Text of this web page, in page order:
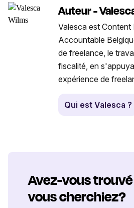
Auteur -
Valesca est Content
Accountable
de freelance, le
fiscalité, en
expérience de
Qui est Valesca ?
Avez-vous
vous cherchiez?